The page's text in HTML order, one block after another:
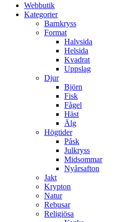
Webbutik
Kategorier
Barnkryss
Format
Halvsida
Helsida
Kvadrat
Uppslag
Djur
Björn
Fisk
Fågel
Häst
Älg
Högtider
Påsk
Julkryss
Midsommar
Nyårsafton
Jakt
Krypton
Natur
Rebusar
Religiösa